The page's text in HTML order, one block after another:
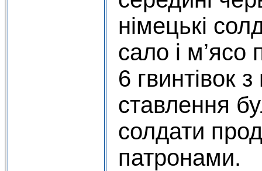
німецькі
сало і
6 гвинтівок
ставлення
солдати
патронами.